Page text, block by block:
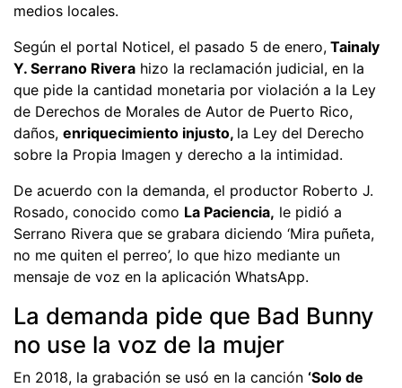
medios locales.
Según el portal Noticel, el pasado 5 de enero, Tainaly
Y. Serrano Rivera hizo la reclamación judicial, en la
que pide la cantidad monetaria por violación a la Ley
de Derechos de Morales de Autor de Puerto Rico,
daños, enriquecimiento injusto, la Ley del Derecho
sobre la Propia Imagen y derecho a la intimidad.
De acuerdo con la demanda, el productor Roberto J.
Rosado, conocido como La Paciencia, le pidió a
Serrano Rivera que se grabara diciendo ‘Mira puñeta,
no me quiten el perreo’, lo que hizo mediante un
mensaje de voz en la aplicación WhatsApp.
La demanda pide que Bad Bunny
no use la voz de la mujer
En 2018, la grabación se usó en la canción ‘Solo de